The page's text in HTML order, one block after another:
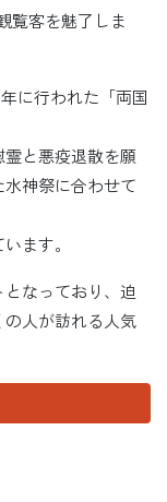
覧客を魅了しま
に行われた「両国
と悪疫退散を願
神祭に合わせて
ます。
なっており、迫
人が訪れる人気